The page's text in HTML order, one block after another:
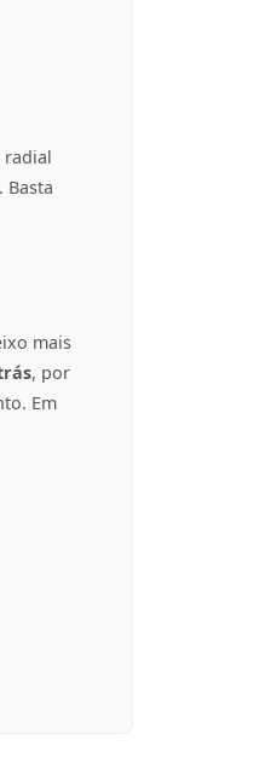
radial
Basta
mais
, por
Em